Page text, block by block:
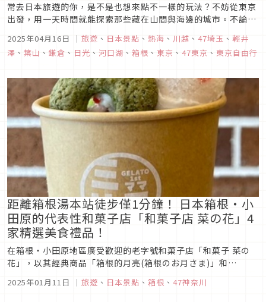
常去日本旅遊的你，是不是也想來點不一樣的玩法？不妨從東京
出發，用一天時間就能探索那些藏在山間與海邊的城市。不論你
住在東京都內哪個角落，這些景點幾乎都能在兩小時內輕鬆抵
達，加上有許多一日票券可用，超級方便又省荷包。想體驗不一
樣的日本，來這幾個景點準沒錯。快準備好你的背包，跟著編輯
2025年04月16日 ｜ 旅遊 、 日本景點 、 熱海 、 川越 、 47埼玉 、 輕井
澤 、 葉山 、 鎌倉 、 日光 、 河口湖 、 箱根 、 東京 、 47東京 、 東京自由行
距離箱根湯本站徒步僅1分鐘！ 日本箱根・小
田原的代表性和菓子店「和菓子店 菜の花」4
家精選美食禮品！
在箱根・小田原地區廣受歡迎的老字號和菓子店「和菓子 菜の
花」，以其經典商品「箱根的月亮(箱根のお月さま)」和
子，成為箱根的熱門伴手禮。並於2024年在箱根湯本站附近的
2025年01月11日 ｜ 旅遊 、 日本景點 、 箱根 、 47神奈川